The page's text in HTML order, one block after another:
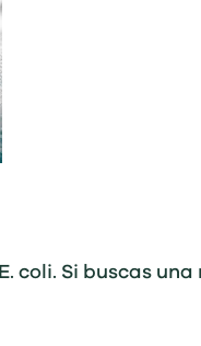
coli. Si buscas